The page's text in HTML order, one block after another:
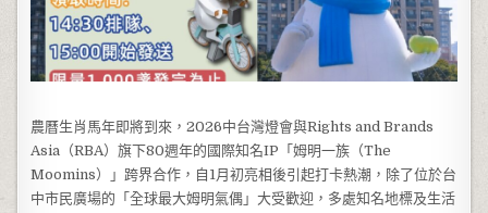
農曆生肖馬年即將到來，2026中台灣燈會與Rights and Brands
Asia（RBA）旗下80週年的國際知名IP「姆明一族（The
Moomins）」跨界合作，自1月初亮相後引起打卡熱潮，除了位於台
中市民廣場的「全球最大姆明氣偶」大受歡迎，多處知名地標及生活